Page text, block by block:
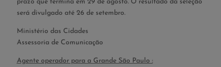
prazo que termina em 29 de agosto. O resultado da seleção
será divulgado até 26 de setembro.
Ministério das Cidades
Assessoria de Comunicação
Agente operador para a Grande São Paulo :